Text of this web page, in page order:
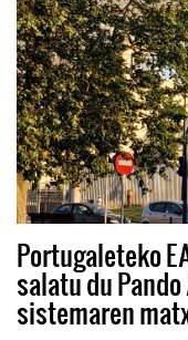
Portugaleteko
salatu du
sistemaren